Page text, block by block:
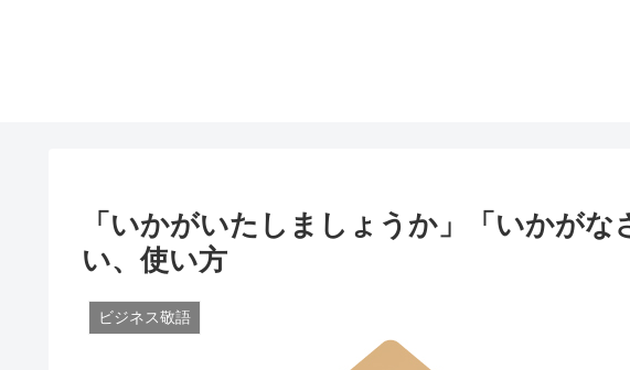
「いかがいたしましょうか」「いかが
い、使い方
ビジネス敬語